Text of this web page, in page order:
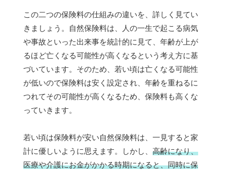
この二つの保険料の仕組みの違いを、詳しく見てい
きましょう。自然保険料は、人の一生で起こる病気
や事故といった出来事を統計的に見て、年齢が上が
るほど亡くなる可能性が高くなるという考え方に基
づいています。そのため、若い頃は亡くなる可能性
が低いので保険料は安く設定され、年齢を重ねるに
つれてその可能性が高くなるため、保険料も高くな
っていきます。
若い頃は保険料が安い自然保険料は、一見すると家
計に優しいように思えます。しかし、 高齢になり、
医療や介護にお金がかかる時期になると、同時に保